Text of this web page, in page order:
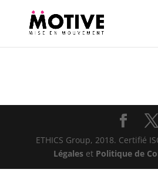
ETHICS Group, 2018. Certifié
Légaleset Politique de